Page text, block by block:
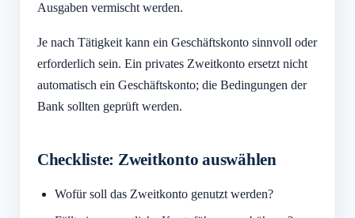
Ausgaben vermischt werden.
Je nach Tätigkeit kann ein Geschäftskonto sinnvoll oder
erforderlich sein. Ein privates Zweitkonto ersetzt nicht
automatisch ein Geschäftskonto; die Bedingungen der
Bank sollten geprüft werden.
Checkliste: Zweitkonto auswählen
Wofür soll das Zweitkonto genutzt werden?